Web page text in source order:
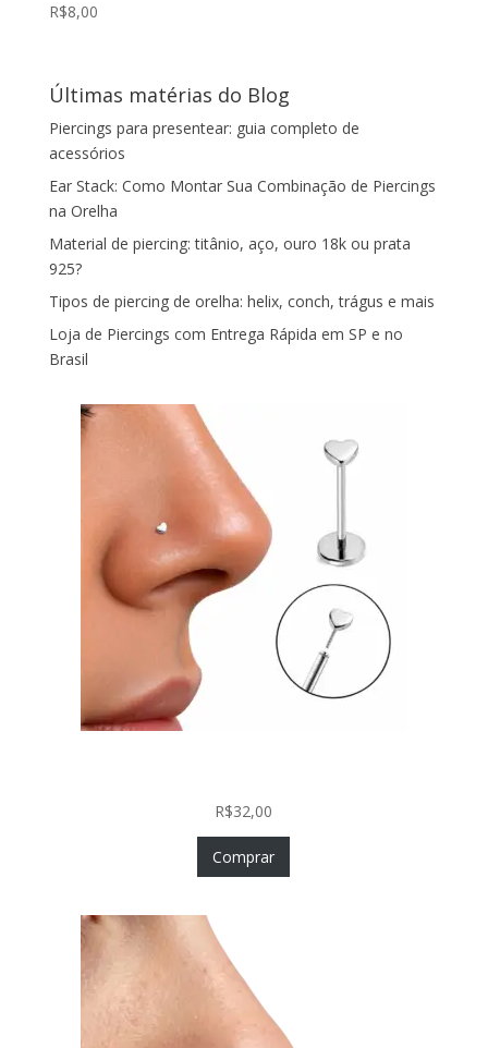
R$8,00
Últimas matérias do Blog
Piercings para presentear: guia completo de
acessórios
Ear Stack: Como Montar Sua Combinação de Piercings
na Orelha
Material de piercing: titânio, aço, ouro 18k ou prata
925?
Tipos de piercing de orelha: helix, conch, trágus e mais
Loja de Piercings com Entrega Rápida em SP e no
Brasil
R$32,00
Comprar